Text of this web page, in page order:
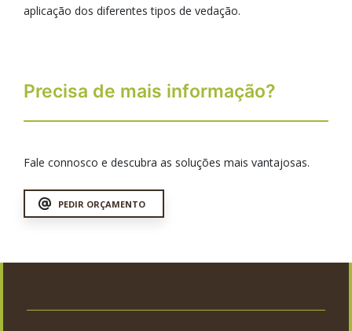
aplicação dos diferentes tipos de vedação.
Precisa de mais informação?
Fale connosco e descubra as soluções mais vantajosas.
PEDIR ORÇAMENTO